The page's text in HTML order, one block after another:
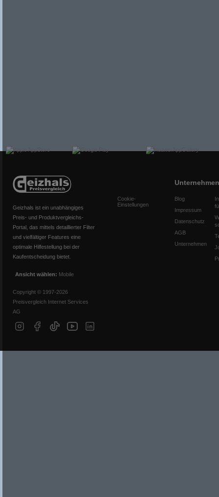
Geizhals ist ein unabhängiges
Preis- und Produktvergleichs-
Portal, das mittels detaillierter Filter
und vielfältiger Features eine
optimale Hilfestellung bei der
Kaufentscheidung bietet.
Ansicht wählen: Mobile
Copyright © 1997-2026
Preisvergleich Internet Services
AG
Cookie-
Einstellungen
Unternehmen
Blog
Impressum
Datenschutz
AGB
Unternehmen